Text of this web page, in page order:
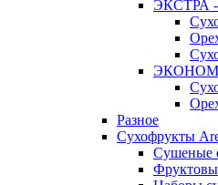
ЭКСТРА -
ЭКОНОМ
Разное
Сухофрукты
Сушеные